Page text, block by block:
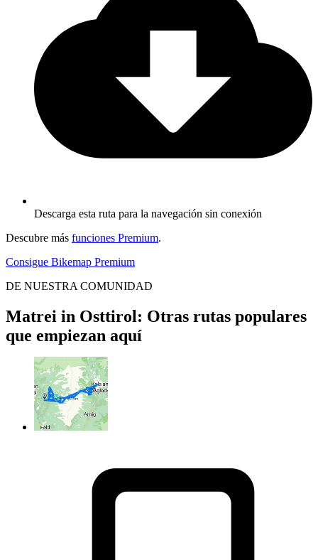
Descarga esta ruta para la navegación sin conexión
Descubre más funciones Premium.
Consigue Bikemap Premium
DE NUESTRA COMUNIDAD
Matrei in Osttirol: Otras rutas populares
que empiezan aquí